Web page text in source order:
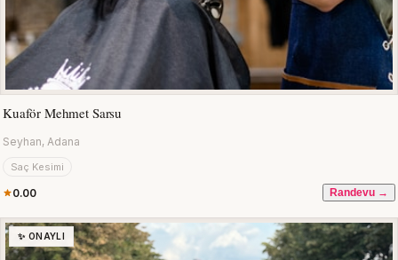
Kuaför Mehmet Sarsu
Seyhan, Adana
Saç Kesimi
0.00 Randevu →
✨ ONAYLI